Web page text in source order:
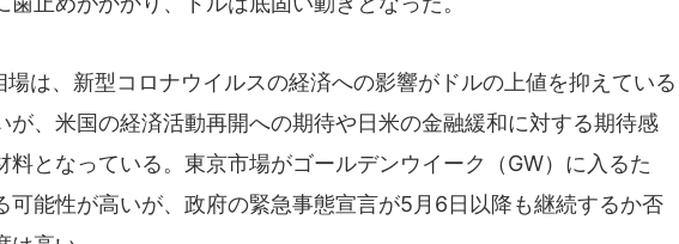
は、新型コロナウイルスの経済への影響がドルの上値を抑えている
が、米国の経済活動再開への期待や日米の金融緩和に対する期待感
料となっている。東京市場がゴールデンウイーク（GW）に入るた
可能性が高いが、政府の緊急事態宣言が5月6日以降も継続するか否